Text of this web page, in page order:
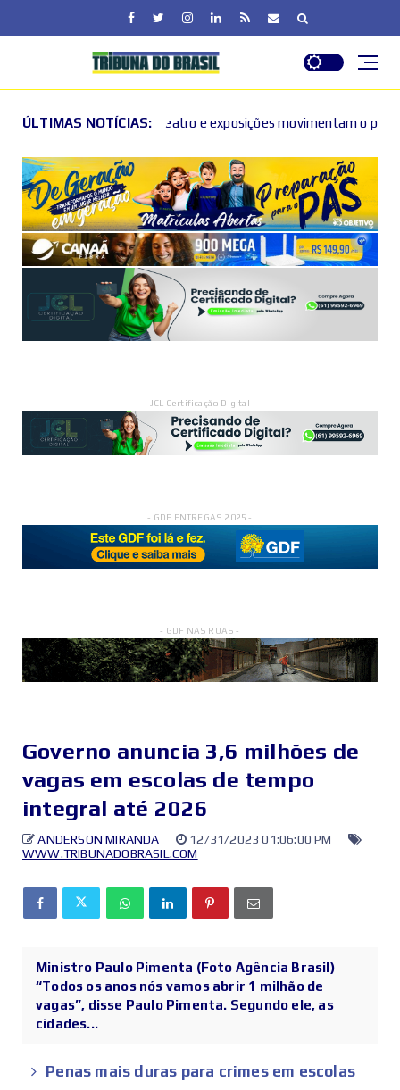
ÚLTIMAS NOTÍCIAS:
teatro e exposições movimentam o primeiro fim de semana de
- JCL Certificação Digital -
- GDF ENTREGAS 2025 -
- GDF NAS RUAS -
Governo anuncia 3,6 milhões de
vagas em escolas de tempo
integral até 2026
ANDERSON MIRANDA
12/31/2023 01:06:00 PM
WWW.TRIBUNADOBRASIL.COM
Ministro Paulo Pimenta (Foto Agência Brasil)
“Todos os anos nós vamos abrir 1 milhão de
vagas”, disse Paulo Pimenta. Segundo ele, as
cidades...
Penas mais duras para crimes em escolas